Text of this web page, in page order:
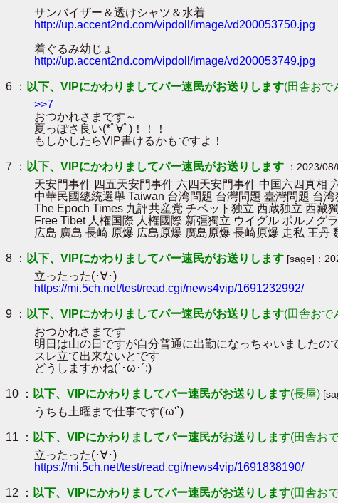
サンバイザー＆透けシャツ＆水着
http://up.accent2nd.com/vipdoll/image/vd200053750.jpg
着ぐるみ幼じょ
http://up.accent2nd.com/vipdoll/image/vd200053749.jpg
6 ： 以下、VIPにかわりましてパー速民がお送りします(田舎おで
>>7
おつかれさまです～
夏っぽさ良い(*ﾟ∀ﾟ)！！！
もしかしたらVIP書けるかもですよ！
7 ： 以下、VIPにかわりましてパー速民がお送りします ：2023/
天安門事件 四五天安門事件 六四天安門事件 中国六四真
中華民國總統選舉 Taiwan 台湾問題 台灣問題 臺灣問題 台
The Epoch Times 九評共産党 チベット独立 西蔵独立 西藏
Free Tibet 人権国際 人権國際 新彊獨立 ウイグル ポルノグ
広島 廣島 長崎 原爆 広島原爆 廣島原爆 長崎原爆 走私 王
8 ： 以下、VIPにかわりましてパー速民がお送りします [sage]：
立ったった(･∀･)
https://mi.5ch.net/test/read.cgi/news4vip/1691232992/
9 ： 以下、VIPにかわりましてパー速民がお送りします(田舎おで
おつかれさまです
明日は山の日ですが自分普通に出勤になっちゃいましたの
スレ立て出来ないとです
どうしますかね(`･ω･´;)
10 ： 以下、VIPにかわりましてパー速民がお送りします(長屋)
うちも土曜まで仕事です('ω'`)
11 ： 以下、VIPにかわりましてパー速民がお送りします(田舎お
立ったった(･∀･)
https://mi.5ch.net/test/read.cgi/news4vip/1691838190/
12 ： 以下、VIPにかわりましてパー速民がお送りします(田舎お